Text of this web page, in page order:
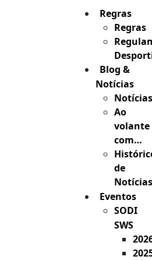
Regras
Regras
Blog &
Notícias
Notícias
Ao
volante
com…
de
Notícias
Eventos
SODI
SWS